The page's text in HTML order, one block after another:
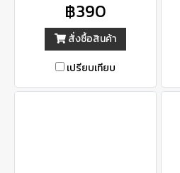
฿390
สั่งซื้อสินค้า
เปรียบเทียบ